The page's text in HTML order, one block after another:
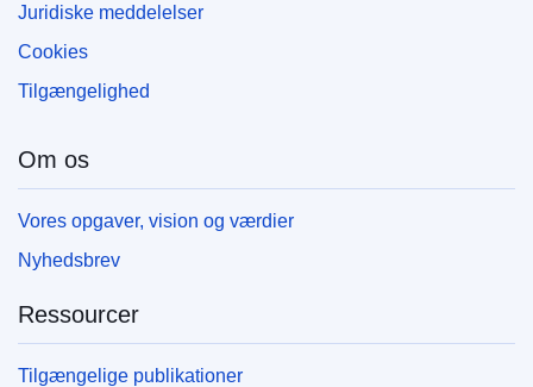
Juridiske meddelelser
Cookies
Tilgængelighed
Om os
Vores opgaver, vision og værdier
Nyhedsbrev
Ressourcer
Tilgængelige publikationer